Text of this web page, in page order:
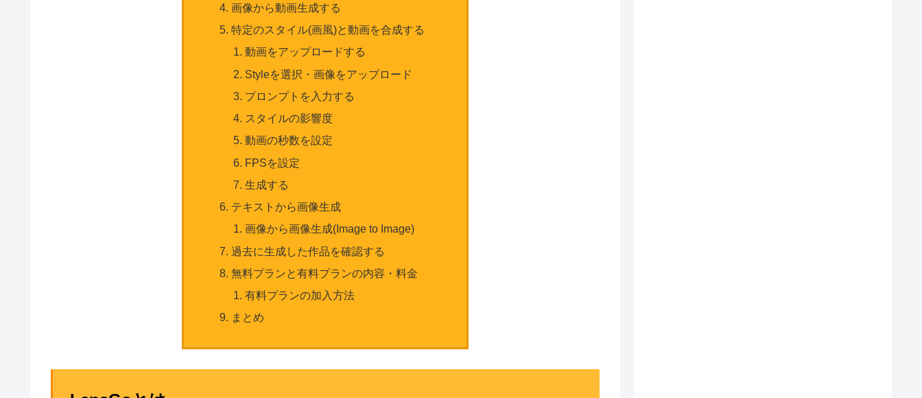
画像から動画生成する
特定のスタイル(画風)と動画を合成する
動画をアップロードする
Styleを選択・画像をアップロード
プロンプトを入力する
スタイルの影響度
動画の秒数を設定
FPSを設定
生成する
テキストから画像生成
画像から画像生成(Image to Image)
過去に生成した作品を確認する
無料プランと有料プランの内容・料金
有料プランの加入方法
まとめ